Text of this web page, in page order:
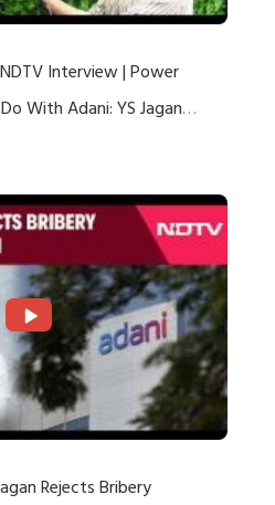
Interview | Power
With Adani: YS Jagan
Rejects Bribery